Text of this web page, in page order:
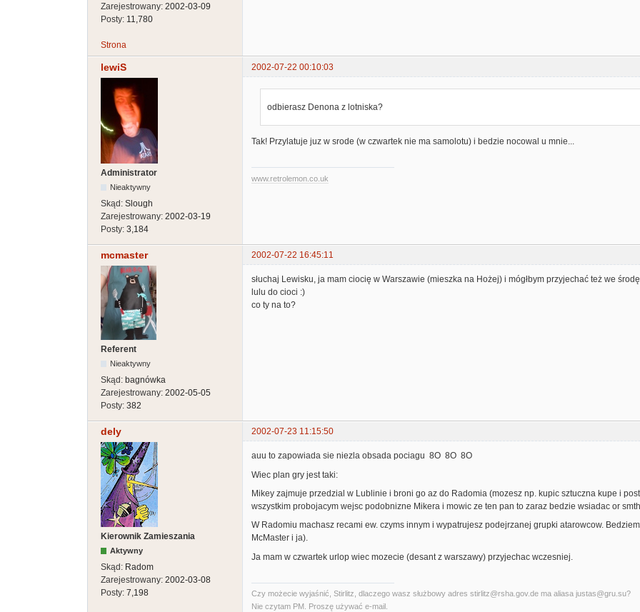
Zarejestrowany: 2002-03-09
Posty: 11,780
Strona
lewiS 2002-07-22 00:10:03
Administrator
Nieaktywny
Skąd: Slough
Zarejestrowany: 2002-03-19
Posty: 3,184
odbierasz Denona z lotniska?
Tak! Przylatuje juz w srode (w czwartek nie ma samolotu) i bedzie nocowal u mnie...
www.retrolemon.co.uk
mcmaster 2002-07-22 16:45:11
Referent
Nieaktywny
Skąd: bagnówka
Zarejestrowany: 2002-05-05
Posty: 382
słuchaj Lewisku, ja mam ciocię w Warszawie (mieszka na Hożej) i mógłbym przyjechać też we
lulu do cioci :)
co ty na to?
dely 2002-07-23 11:15:50
Kierownik Zamieszania
Aktywny
Skąd: Radom
Zarejestrowany: 2002-03-08
Posty: 7,198
auu to zapowiada sie niezla obsada pociagu 8O 8O 8O
Wiec plan gry jest taki:
Mikey zajmuje przedzial w Lublinie i broni go az do Radomia (mozesz np. kupic sztuczna kupe i
wszystkim probojacym wejsc podobnizne Mikera i mowic ze ten pan to zaraz bedzie wsiadac or
W Radomiu machasz recami ew. czyms innym i wypatrujesz podejrzanej grupki atarowcow.
McMaster i ja).
Ja mam w czwartek urlop wiec mozecie (desant z warszawy) przyjechac wczesniej.
Czy możecie wyjaśnić, Stirlitz, dlaczego wasz służbowy adres stirlitz@rsha.gov.de ma aliasa justas@gru.su?
Nie czytam PM. Proszę używać e-mail.